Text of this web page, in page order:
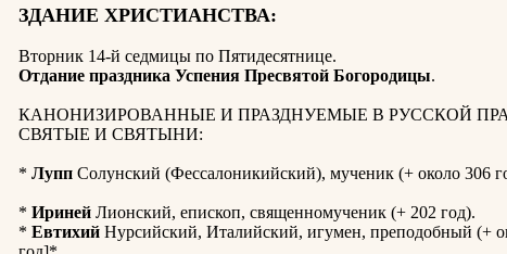
ЗДАНИЕ ХРИСТИАНСТВА:
Вторник 14-й седмицы по Пятидесятнице.
Отдание праздника Успения Пресвятой Богородицы.
КАНОНИЗИРОВАННЫЕ И ПРАЗДНУЕМЫЕ В РУССКОЙ
СВЯТЫЕ И СВЯТЫНИ:
* Лупп Солунский (Фессалоникийский), мученик (+ около 306
* Ириней Лионский, епископ, священномученик (+ 202 год).
* Евтихий Нурсийский, Италийский, игумен, преподобный (+